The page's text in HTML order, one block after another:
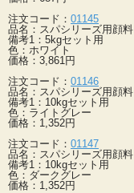
注文コード： 01145
品名：スパシリーズ用顔料
備考1：5kgセット用
色：ホワイト
価格：3,861円
注文コード： 01146
品名：スパシリーズ用顔料
備考1：10kgセット用
色：ライトグレー
価格：1,352円
注文コード： 01147
品名：スパシリーズ用顔料
備考1：10kgセット用
色：ダークグレー
価格：1,352円